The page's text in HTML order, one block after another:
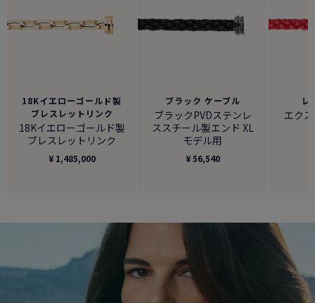
18Kイエローゴールド製
ブレスレットリンク
18Kイエローゴールド製
ブレスレットリンク
¥ 1,485,000
ブラック ケーブル
ブラックPVDステンレ
ススチール製エンド XL
モデル用
¥ 56,540
レ
エク